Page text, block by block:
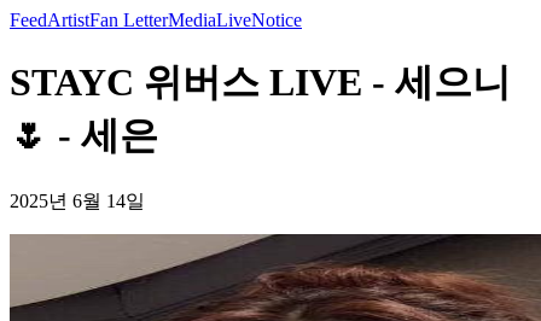
FeedArtistFan LetterMediaLiveNotice
STAYC 위버스 LIVE - 세으니
🌷 - 세은
2025년 6월 14일